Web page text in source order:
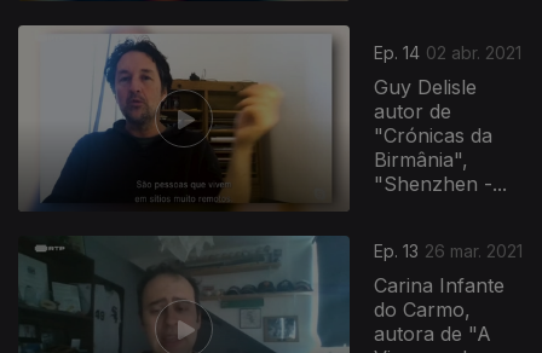
Ep. 14 02 abr. 2021
Guy Delisle
autor de
"Crónicas da
Birmânia",
"Shenzhen -...
Ep. 13 26 mar. 2021
Carina Infante
do Carmo,
autora de "A